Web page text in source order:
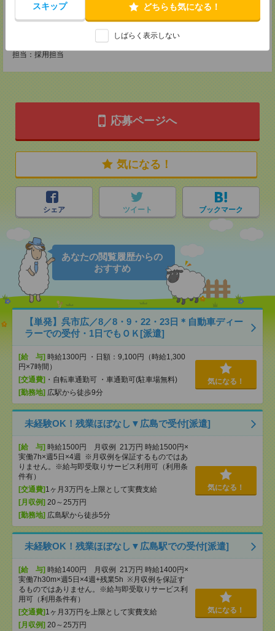
スキップ どちらも気になる！
しばらく表示しない
熊本営業所
〒860-0806
担当：採用担当
応募ページへ
気になる！
シェア ツイート ブックマーク
あなたの閲覧履歴からの
おすすめ
【単発】呉市広／8／8・9・22・23日＊自動車ディー
ラーでの受付・1日でもＯＫ[派遣]
[給 与] 時給1300円 ・日額：9,100円（時給1,300
円×7時間）
[交通費] ・自転車通勤可 ・車通勤可(駐車場無料)
[勤務地] 広駅から徒歩9分
気になる！
未経験OK！残業ほぼなし▼広島で受付[派遣]
[給 与] 時給1500円 月収例 21万円 時給1500円×
実働7h×週5日×4週 ※月収例を保証するものではあ
りません。※給与即受取りサービス利用可（利用条
件有）
[交通費] 1ヶ月3万円を上限として実費支給
[月収例] 20～25万円
[勤務地] 広島駅から徒歩5分
気になる！
未経験OK！残業ほぼなし▼広島駅での受付[派遣]
[給 与] 時給1400円 月収例 21万円 時給1400円×
実働7h30m×週5日×4週+残業5h ※月収例を保証す
るものではありません。※給与即受取りサービス利
用可（利用条件有）
[交通費] 1ヶ月3万円を上限として実費支給
[月収例] 20～25万円
気になる！